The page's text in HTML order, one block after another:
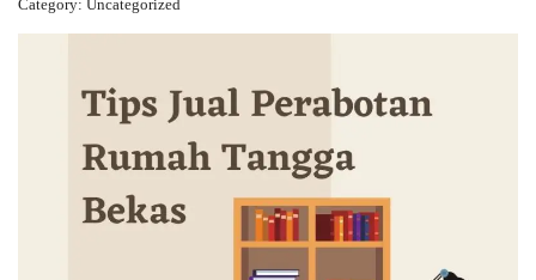
Category: Uncategorized